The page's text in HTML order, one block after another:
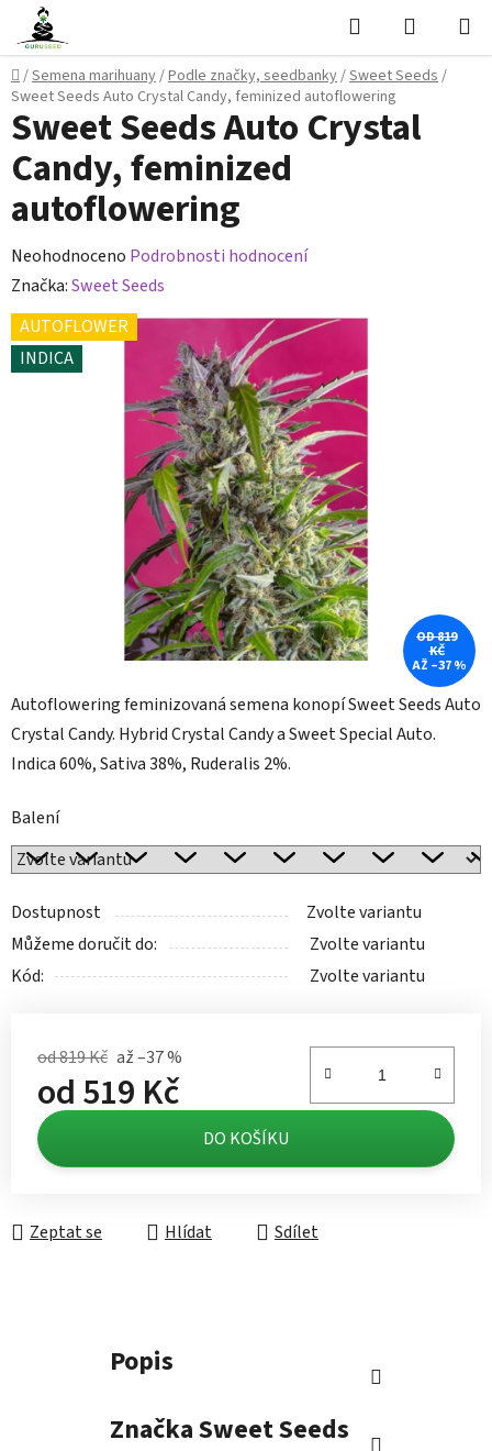
Přejít
obsah
Hledat
KOŠÍK
Domů
/Semena marihuany/Podle značky, seedbanky/Sweet Seeds/
Sweet Seeds Auto Crystal Candy, feminized autoflowering
Autoflowering feminizovaná semena konopí Sweet Seeds Auto
Crystal Candy. Hybrid Crystal Candy a Sweet Special Auto.
Indica 60%, Sativa 38%, Ruderalis 2%.
Balení
Dostupnost
Zvolte variantu
Můžeme doručit do:
Zvolte variantu
Kód:
Zvolte variantu
od 819 Kč až –37 %
od519 Kč
Měrná cena: DO KOŠÍKU
Zeptat se Hlídat Sdílet
Sweet Seeds Auto Crystal
Candy, feminized
autoflowering
Průměrné
hodnocení
produktu
je
0,0
Neohodnoceno Podrobnosti hodnocení
Značka:Sweet Seeds
AUTOFLOWER
INDICA
OD 819
KČ
AŽ –37 %
Popis
ZnačkaSweet Seeds